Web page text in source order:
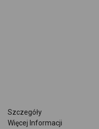
Szczegóły
Więcej Informacji